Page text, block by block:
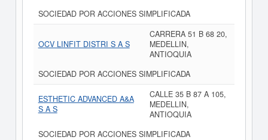
SOCIEDAD POR ACCIONES SIMPLIFICADA
OCV LINFIT DISTRI S A S
CARRERA 51 B 68 20,
MEDELLIN,
ANTIOQUIA
SOCIEDAD POR ACCIONES SIMPLIFICADA
ESTHETIC ADVANCED A&A
S A S
CALLE 35 B 87 A 105,
MEDELLIN,
ANTIOQUIA
SOCIEDAD POR ACCIONES SIMPLIFICADA